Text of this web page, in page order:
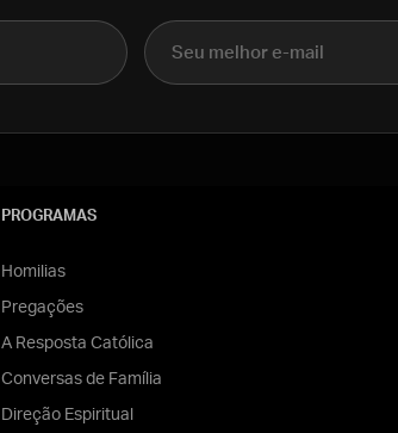
E-mail
PROGRAMAS
Homilias
Pregações
A Resposta Católica
Conversas de Família
Direção Espiritual